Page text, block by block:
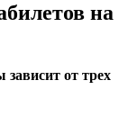
на
от трех